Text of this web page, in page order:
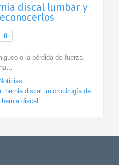
discal lumbar y
0Comments
o la pérdida de fuerza
Noticias
, hernia discal
microcirugía de
discal